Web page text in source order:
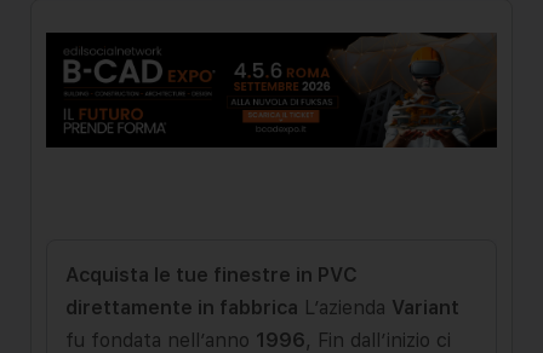
Acquista le tue finestre in PVC
direttamente in fabbrica L’azienda Variant
fu fondata nell’anno 1996, Fin dall’inizio ci